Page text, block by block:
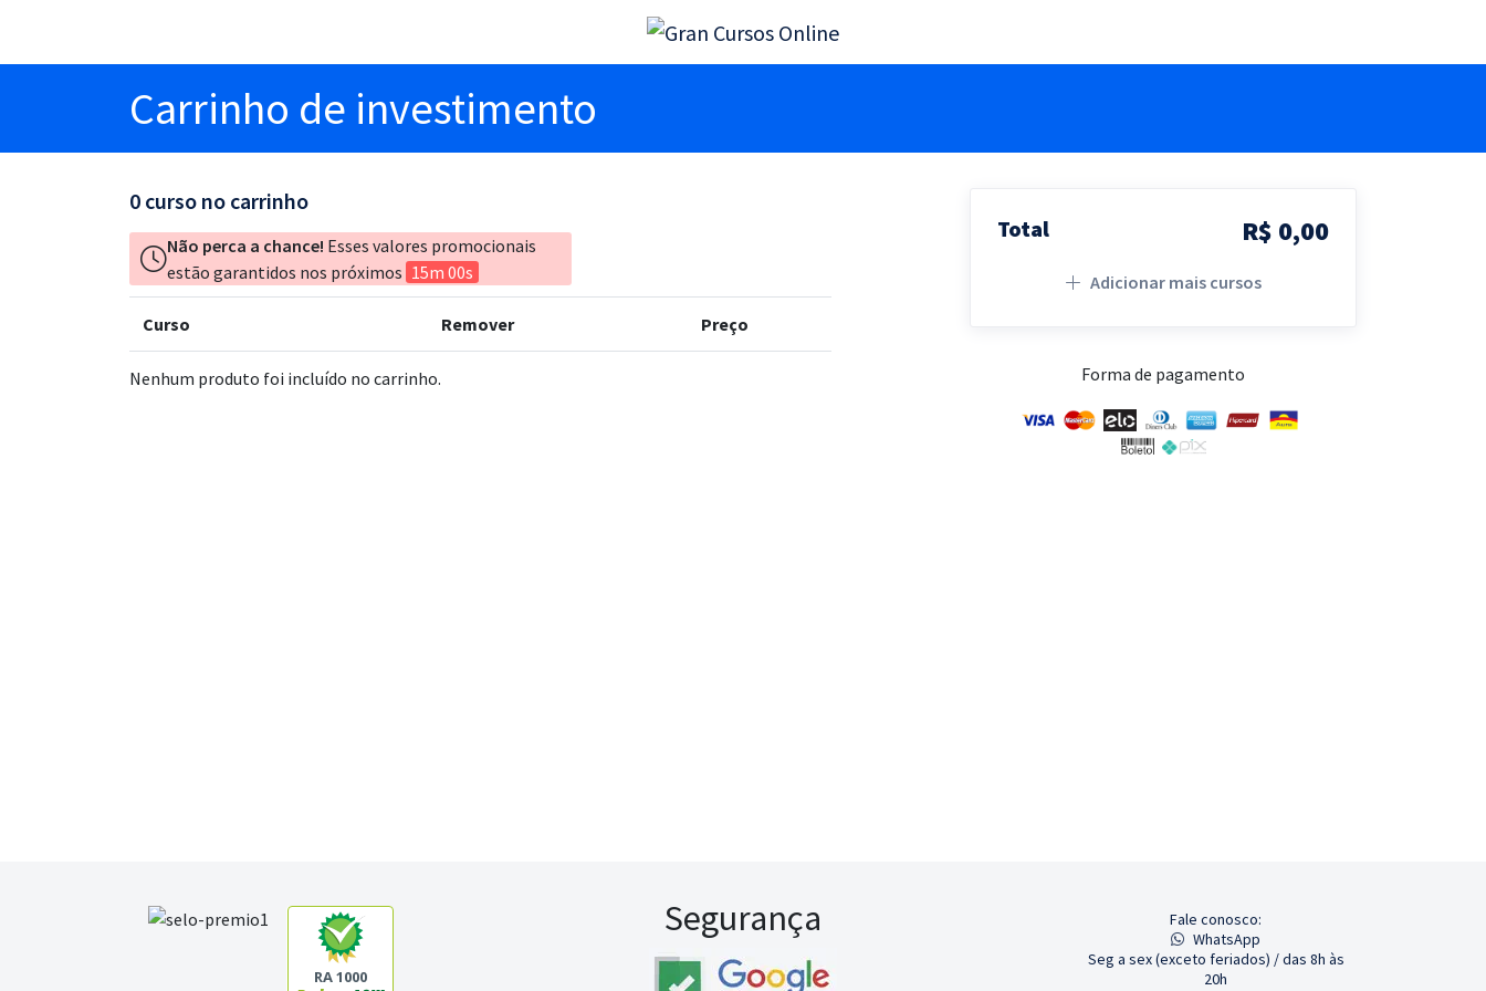
Carrinho de investimento
0 curso no carrinho
Não perca a chance! Esses valores promocionais
estão garantidos nos próximos 15m 00s
Curso Remover Preço
Nenhum produto foi incluído no carrinho.
Total R$ 0,00
Adicionar mais cursos
Forma de pagamento
RA 1000
Segurança
Fale conosco:
WhatsApp
Seg a sex (exceto feriados) / das 8h às
20h